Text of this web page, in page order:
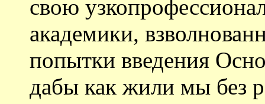
свою
академики,
попытки введения
дабы как жили мы без